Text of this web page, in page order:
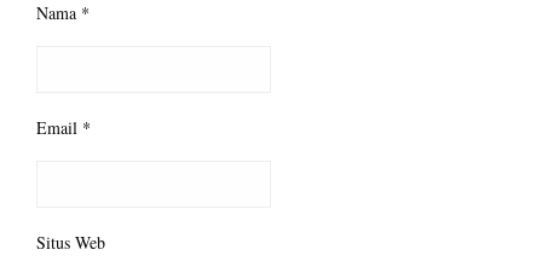
Nama *
Email *
Situs Web